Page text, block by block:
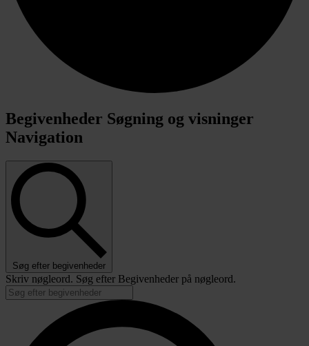
Begivenheder Søgning og visninger
Navigation
Søg efter begivenheder
Skriv nøgleord. Søg efter Begivenheder på nøgleord.